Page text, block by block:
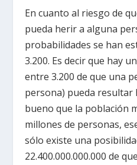
En cuanto al riesgo de
pueda herir a alguna
probabilidades se han
3.200. Es decir que hay
entre 3.200 de que una
persona) pueda resultar
bueno que la población
millones de personas,
sólo existe una
22.400.000.000.000 de